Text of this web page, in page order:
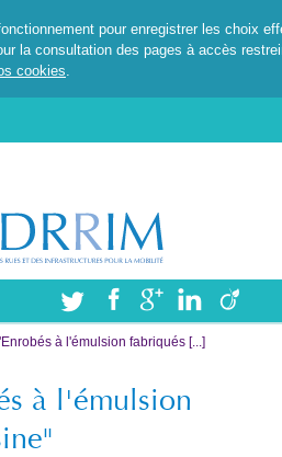
pour enregistrer les choix
la consultation des pages à accès
cookies
à l'émulsion fabriqués [...]
à l'émulsion